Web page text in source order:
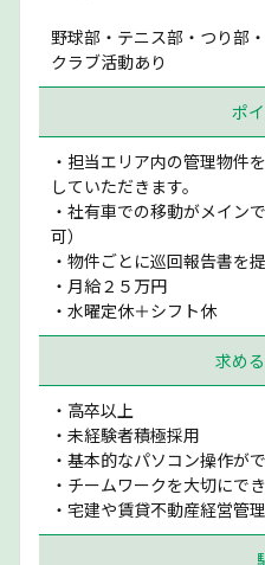
野球部・テニス部・つり部
クラブ活動あり
ポ
・担当エリア内の管理物件
していただきます。
・社有車での移動がメイン
可）
・物件ごとに巡回報告書を
・月給２５万円
・水曜定休＋シフト休
求め
・高卒以上
・未経験者積極採用
・基本的なパソコン操作が
・チームワークを大切にで
・宅建や賃貸不動産経営管